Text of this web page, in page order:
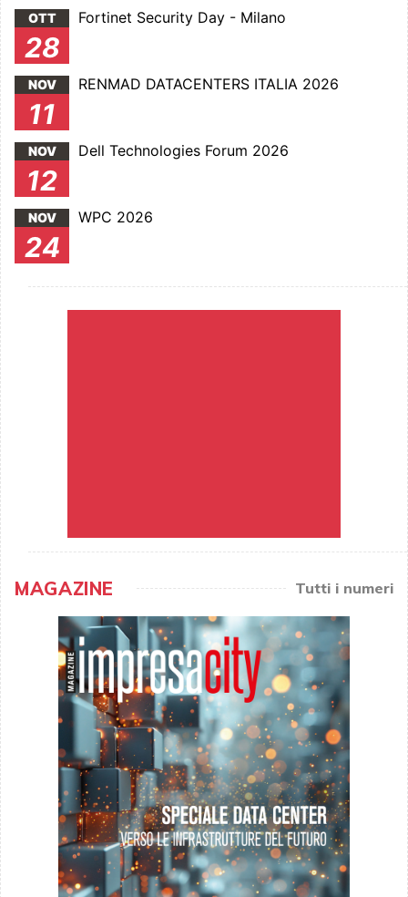
OTT
28
Fortinet Security Day - Milano
NOV
11
RENMAD DATACENTERS ITALIA 2026
NOV
12
Dell Technologies Forum 2026
NOV
24
WPC 2026
MAGAZINE Tutti i numeri